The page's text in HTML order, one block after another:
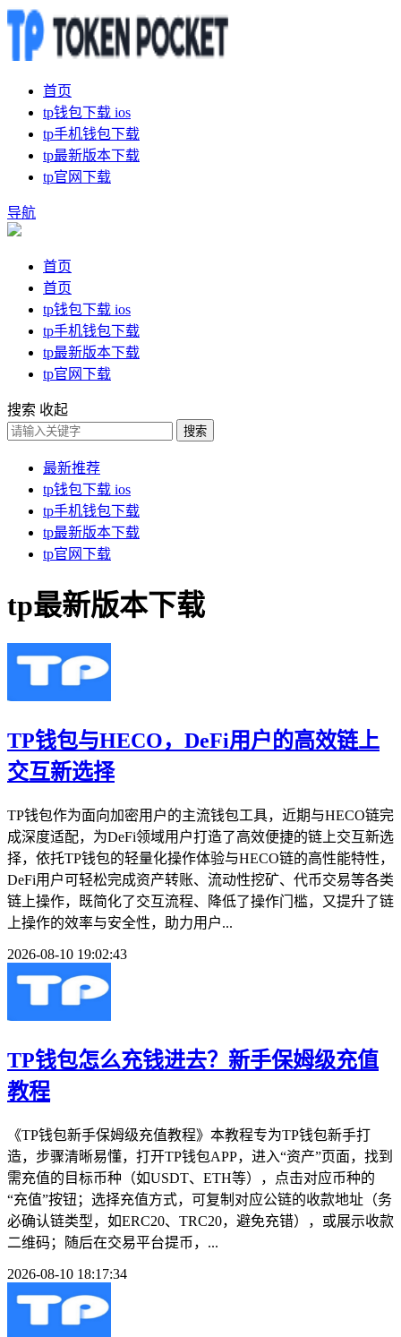
首页
tp钱包下载 ios
tp手机钱包下载
tp最新版本下载
tp官网下载
导航
首页
首页
tp钱包下载 ios
tp手机钱包下载
tp最新版本下载
tp官网下载
搜索 收起
搜索
最新推荐
tp钱包下载 ios
tp手机钱包下载
tp最新版本下载
tp官网下载
tp最新版本下载
TP钱包与HECO，DeFi用户的高效链上
交互新选择
TP钱包作为面向加密用户的主流钱包工具，近期与HECO链完
成深度适配，为DeFi领域用户打造了高效便捷的链上交互新选
择，依托TP钱包的轻量化操作体验与HECO链的高性能特性，
DeFi用户可轻松完成资产转账、流动性挖矿、代币交易等各类
链上操作，既简化了交互流程、降低了操作门槛，又提升了链
上操作的效率与安全性，助力用户...
2026-08-10 19:02:43
TP钱包怎么充钱进去？新手保姆级充值
教程
《TP钱包新手保姆级充值教程》本教程专为TP钱包新手打
造，步骤清晰易懂，打开TP钱包APP，进入“资产”页面，找到
需充值的目标币种（如USDT、ETH等），点击对应币种的
“充值”按钮；选择充值方式，可复制对应公链的收款地址（务
必确认链类型，如ERC20、TRC20，避免充错），或展示收款
二维码；随后在交易平台提币，...
2026-08-10 18:17:34